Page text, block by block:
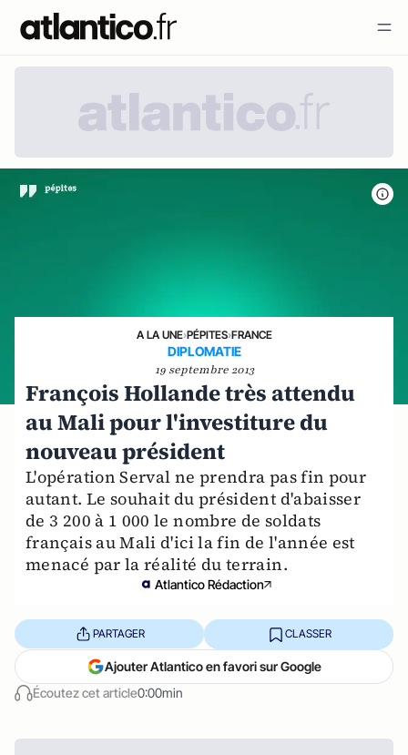
A LA UNE›PÉPITES›FRANCE
DIPLOMATIE
19 septembre 2013
François Hollande très attendu
au Mali pour l'investiture du
nouveau président
L'opération Serval ne prendra pas fin pour
autant. Le souhait du président d'abaisser
de 3 200 à 1 000 le nombre de soldats
français au Mali d'ici la fin de l'année est
menacé par la réalité du terrain.
Atlantico Rédaction
Écoutez cet article0:00min
PARTAGER CLASSER
Ajouter Atlantico en favori sur Google